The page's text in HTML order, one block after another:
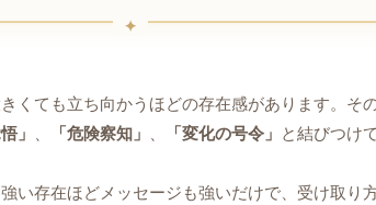
くても立ち向かうほどの存在感があります。
」 「危険察知」 「変化の号令」 と結びつけ
い存在ほどメッセージも強いだけで、受け取